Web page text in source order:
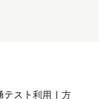
テスト利用Ⅰ方